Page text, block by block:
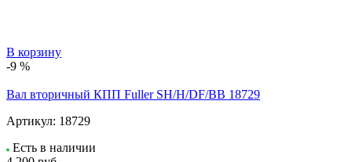
В корзину
-9 %
Вал вторичный КПП Fuller SH/H/DF/BB 18729
Артикул: 18729
Есть в наличии